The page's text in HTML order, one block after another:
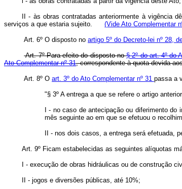
II - às obras contratadas anteriormente à vigência
serviços a que estaria sujeito. (Vide Ato Complementar
Art. 6º O disposto no artigo 5º do Decreto-lei nº 28,
Art. 7º Para efeito do disposto no§ 2º do art. 4º do
Ato Complementar nº 31, correspondente à quota devida
Art. 8º O art. 3º do Ato Complementar nº 31 passa a
"§ 3º A entrega a que se refere o artigo
I - no caso de antecipação ou diferimento
mês seguinte ao em que se efetuou o
II - nos dois casos, a entrega será efetuada,
Art. 9º Ficam estabelecidas as seguintes alíquotas
I - execução de obras hidráulicas ou de construção
II - jogos e diversões públicas, até 10%;